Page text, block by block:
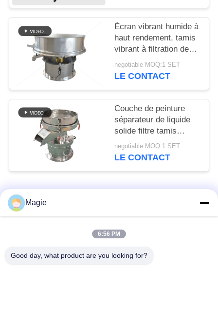
Écran vibrant humide à
haut rendement, tamis
vibrant à filtration de
lisier en céramique
negotiable MOQ:1 SET
LE CONTACT
Couche de peinture
séparateur de liquide
solide filtre tamis
silencieux
tridimensionnel
negotiable MOQ:1 SET
LE CONTACT
Catégories populaires
Tamis rotatoire
Magie
6:56 PM
Good day, what product are you looking for?